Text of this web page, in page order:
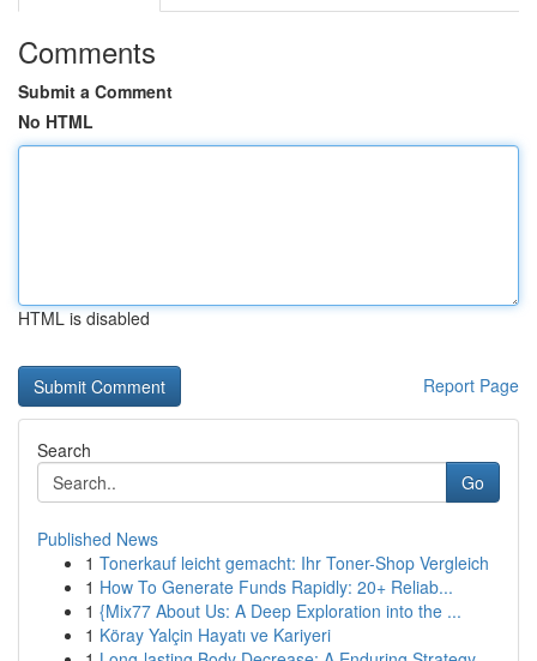
Comments
Submit a Comment
No HTML
HTML is disabled
Report Page
Search
Go
Published News
1 Tonerkauf leicht gemacht: Ihr Toner-Shop Vergleich
1 How To Generate Funds Rapidly: 20+ Reliab...
1 {Mix77 About Us: A Deep Exploration into the ...
1 Köray Yalçin Hayatı ve Kariyeri